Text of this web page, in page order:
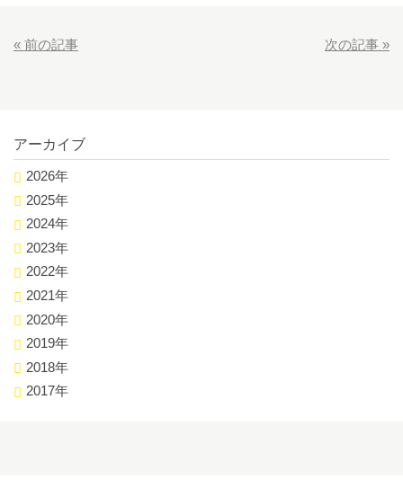
« 前の記事 次の記事 »
アーカイブ
2026年
2025年
2024年
2023年
2022年
2021年
2020年
2019年
2018年
2017年